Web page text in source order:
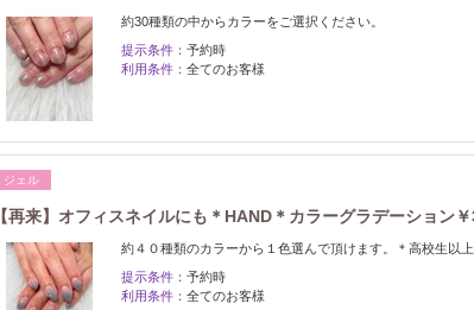
約30種類の中からカラーをご選択ください。
提示条件： 予約時
利用条件： 全てのお客様
ジェル
【再来】オフィスネイルにも＊HAND＊カラーグラデーション
約４０種類のカラーから１色選んで頂けます。＊高校生以
提示条件： 予約時
利用条件： 全てのお客様